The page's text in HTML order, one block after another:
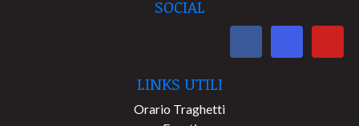
SOCIAL
LINKS UTILI
Orario Traghetti